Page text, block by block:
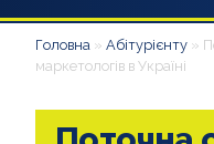
НОВИНИ
Головна » Абітурієнту »
маркетологів в Україні